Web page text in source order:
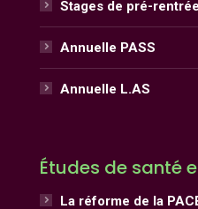
Stages de pré-
Annuelle PASS
Annuelle L.AS
Études de santé
La réforme de la